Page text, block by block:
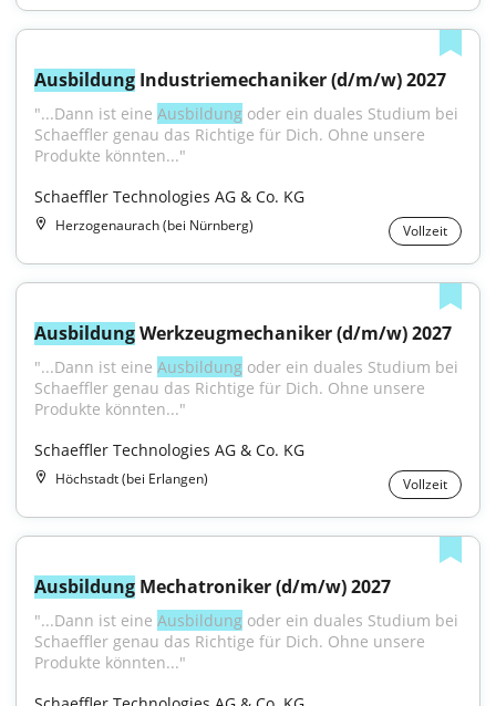
Ausbildung Industriemechaniker (d/m/w) 2027
"...Dann ist eine Ausbildung oder ein duales Studium bei
Schaeffler genau das Richtige für Dich. Ohne unsere
Produkte könnten..."
Schaeffler Technologies AG & Co. KG
Herzogenaurach (bei Nürnberg) Vollzeit
Ausbildung Werkzeugmechaniker (d/m/w) 2027
"...Dann ist eine Ausbildung oder ein duales Studium bei
Schaeffler genau das Richtige für Dich. Ohne unsere
Produkte könnten..."
Schaeffler Technologies AG & Co. KG
Höchstadt (bei Erlangen) Vollzeit
Ausbildung Mechatroniker (d/m/w) 2027
"...Dann ist eine Ausbildung oder ein duales Studium bei
Schaeffler genau das Richtige für Dich. Ohne unsere
Produkte könnten..."